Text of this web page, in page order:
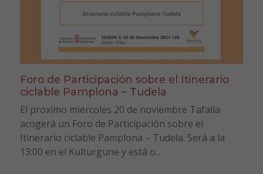
Foro de Participación sobre el Itinerario
ciclable Pamplona – Tudela
El próximo miércoles 20 de noviembre Tafalla
acogerá un Foro de Participación sobre el
Itinerario ciclable Pamplona – Tudela. Será a la
13:00 en el Kulturgune y está o...